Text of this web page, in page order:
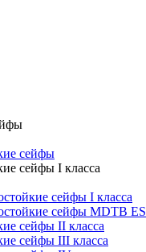
сейфы
сейфы I класса
сейфы I класса
сейфы MDTB ES
сейфы II класса
сейфы III класса